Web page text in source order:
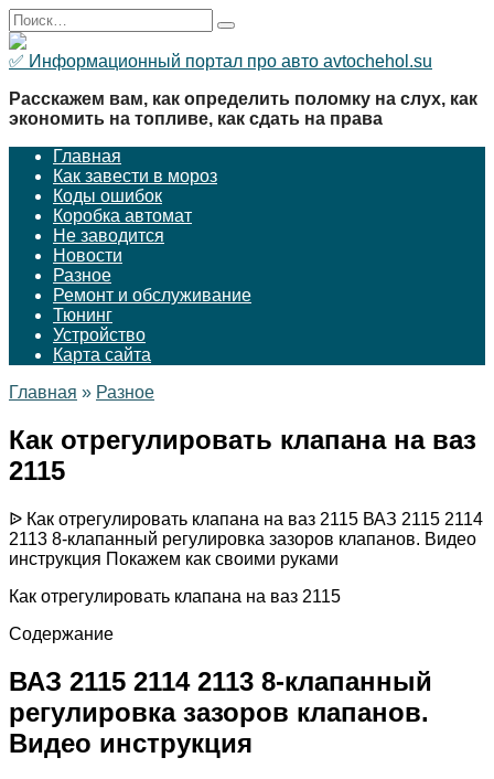
Перейти
к
содержанию
Search
for:
✅ Информационный портал про авто avtochehol.su
Расскажем вам, как определить поломку на слух, как
экономить на топливе, как сдать на права
Главная
Как завести в мороз
Коды ошибок
Коробка автомат
Не заводится
Новости
Разное
Ремонт и обслуживание
Тюнинг
Устройство
Карта сайта
Главная » Разное
Как отрегулировать клапана на ваз
2115
ᐉ Как отрегулировать клапана на ваз 2115 ВАЗ 2115 2114
2113 8-клапанный регулировка зазоров клапанов. Видео
инструкция Покажем как своими руками
Как отрегулировать клапана на ваз 2115
Содержание
ВАЗ 2115 2114 2113 8-клапанный
регулировка зазоров клапанов.
Видео инструкция